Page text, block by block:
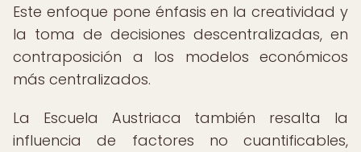
Este enfoque pone énfasis en la creatividad y
la toma de decisiones descentralizadas, en
contraposición a los modelos económicos
más centralizados.
La Escuela Austriaca también resalta la
influencia de factores no cuantificables,